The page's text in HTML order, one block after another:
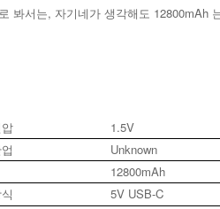
봐서는, 자기네가 생각해도 12800mAh
1.5V
Unknown
12800mAh
5V USB-C